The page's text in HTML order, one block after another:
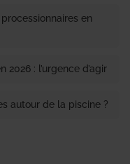
en
: l’urgence d’agir
autour de la piscine ?